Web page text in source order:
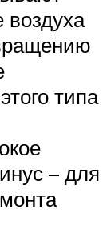
типа
– для